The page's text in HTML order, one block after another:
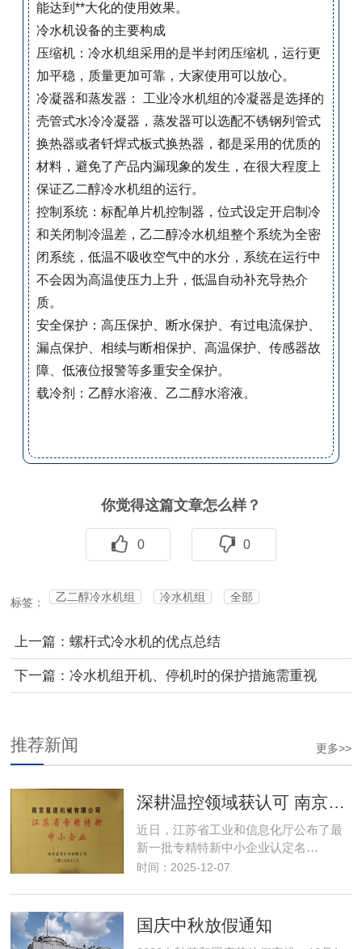
能达到**大化的使用效果。
冷水机设备的主要构成
压缩机：冷水机组采用的是半封闭压缩机，运行更
加平稳，质量更加可靠，大家使用可以放心。
冷凝器和蒸发器： 工业冷水机组的冷凝器是选择的
壳管式水冷冷凝器，蒸发器可以选配不锈钢列管式
换热器或者钎焊式板式换热器，都是采用的优质的
材料，避免了产品内漏现象的发生，在很大程度上
保证乙二醇冷水机组的运行。
控制系统：标配单片机控制器，位式设定开启制冷
和关闭制冷温差，乙二醇冷水机组整个系统为全密
闭系统，低温不吸收空气中的水分，系统在运行中
不会因为高温使压力上升，低温自动补充导热介
质。
安全保护：高压保护、断水保护、有过电流保护、
漏点保护、相续与断相保护、高温保护、传感器故
障、低液位报警等多重安全保护。
载冷剂：乙醇水溶液、乙二醇水溶液。
你觉得这篇文章怎么样？
0 0
标签： 乙二醇冷水机组 冷水机组 全部
上一篇：螺杆式冷水机的优点总结
下一篇：冷水机组开机、停机时的保护措施需重视
更多>>
推荐新闻
深耕温控领域获认可 南京星德跻身"专精特新"阵营
近日，江苏省工业和信息化厅公布了最
新一批专精特新中小企业认定名…
时间：2025-12-07
国庆中秋放假通知